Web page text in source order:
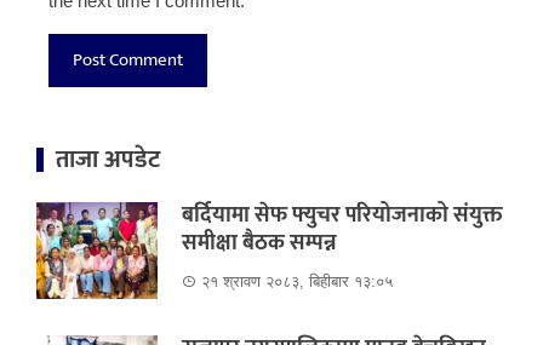
ताजा अपडेट
बर्दियामा सेफ फ्युचर परियोजनाको संयुक्त
समीक्षा बैठक सम्पन्न
२१ श्रावण २०८३, बिहीबार १३:०५